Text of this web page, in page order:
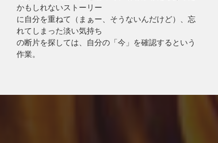
かもしれないストーリー
に自分を重ねて（まぁー、そうないんだけど）、忘
れてしまった淡い気持ち
の断片を探しては、自分の「今」を確認するという
作業。